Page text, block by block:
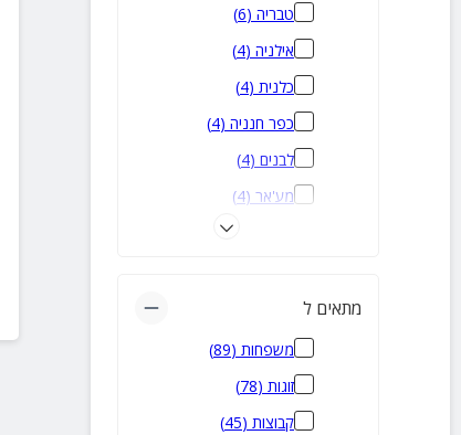
טבריה (
6
)
אילניה (
4
)
כלנית (
4
)
כפר חנניה (
4
)
לבנים (
4
)
מע'אר (
4
)
4
)
כפר חיטים(
2
)
כפר זיתים
מושבה כנרת
מתאים ל
משפחות (
89
)
זוגות (
78
)
קבוצות (
45
)